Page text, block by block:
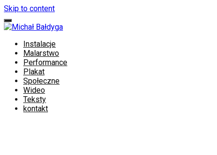
Skip to content
Instalacje
Malarstwo
Performance
Plakat
Społeczne
Wideo
Teksty
kontakt